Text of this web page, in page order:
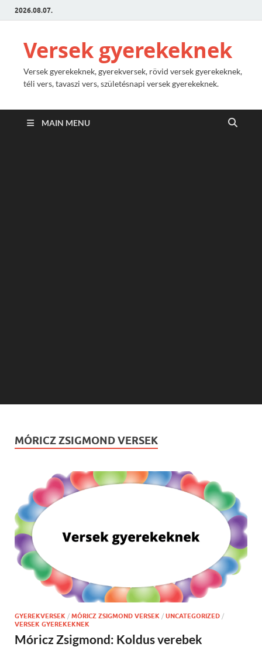
2026.08.07.
Versek gyerekeknek
Versek gyerekeknek, gyerekversek, rövid versek gyerekeknek,
téli vers, tavaszi vers, születésnapi versek gyerekeknek.
MAIN MENU
MÓRICZ ZSIGMOND VERSEK
GYEREKVERSEK / MÓRICZ ZSIGMOND VERSEK / UNCATEGORIZED /
VERSEK GYEREKEKNEK
Móricz Zsigmond: Koldus verebek